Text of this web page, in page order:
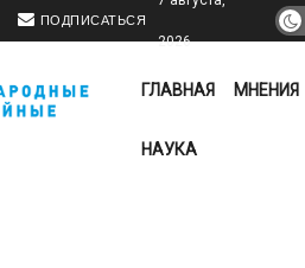
ПОДПИСАТЬСЯ
2026
ГЛАВНАЯ МНЕНИЯ
НАУКА